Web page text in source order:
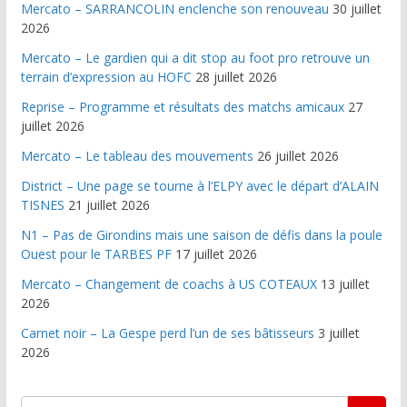
Mercato – SARRANCOLIN enclenche son renouveau 30 juillet
2026
Mercato – Le gardien qui a dit stop au foot pro retrouve un
terrain d’expression au HOFC 28 juillet 2026
Reprise – Programme et résultats des matchs amicaux 27
juillet 2026
Mercato – Le tableau des mouvements 26 juillet 2026
District – Une page se tourne à l’ELPY avec le départ d’ALAIN
TISNES 21 juillet 2026
N1 – Pas de Girondins mais une saison de défis dans la poule
Ouest pour le TARBES PF 17 juillet 2026
Mercato – Changement de coachs à US COTEAUX 13 juillet
2026
Carnet noir – La Gespe perd l’un de ses bâtisseurs 3 juillet
2026